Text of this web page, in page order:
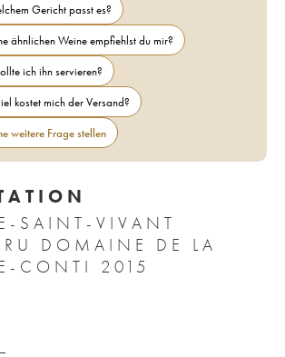
Gericht passt es?
ähnlichen Weine empfiehlst du mir?
ich ihn servieren?
kostet mich der Versand?
weitere Frage stellen
SAINT-VIVANT
DOMAINE DE LA
CONTI 2015